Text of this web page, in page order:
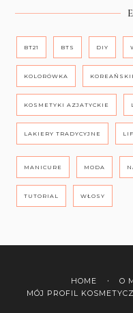
BT21 BTS DIY
KOLORÓWKA
KOSMETYKI AZJATYCKIE
LAKIERY TRADYCYJNE
MANICURE MODA
TUTORIAL WŁOSY
HOME O
MÓJ PROFIL